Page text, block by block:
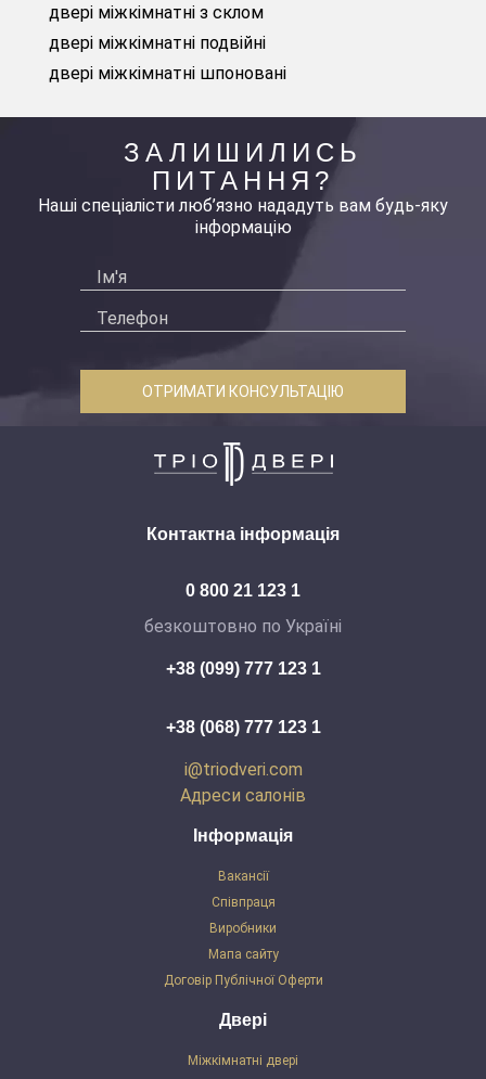
двері міжкімнатні з склом
двері міжкімнатні подвійні
двері міжкімнатні шпоновані
ЗАЛИШИЛИСЬ
ПИТАННЯ?
Наші спеціалісти люб’язно нададуть вам будь-яку
інформацію
ОТРИМАТИ КОНСУЛЬТАЦІЮ
Інформація
Вакансії
Співпраця
Виробники
Мапа сайту
Договір Публічної Оферти
Двері
Міжкімнатні двері
Контактна інформація
0 800 21 123 1
безкоштовно по Україні
+38 (099) 777 123 1
+38 (068) 777 123 1
i@triodveri.com
Адреси салонів